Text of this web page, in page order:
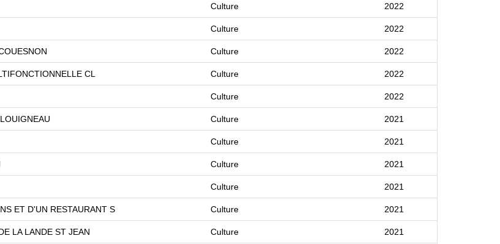
Culture 2022
Culture 2022
Culture 2022
CL Culture 2022
Culture 2022
Culture 2021
Culture 2021
Culture 2021
Culture 2021
ET D'UN RESTAURANT S Culture 2021
LA LANDE ST JEAN Culture 2021